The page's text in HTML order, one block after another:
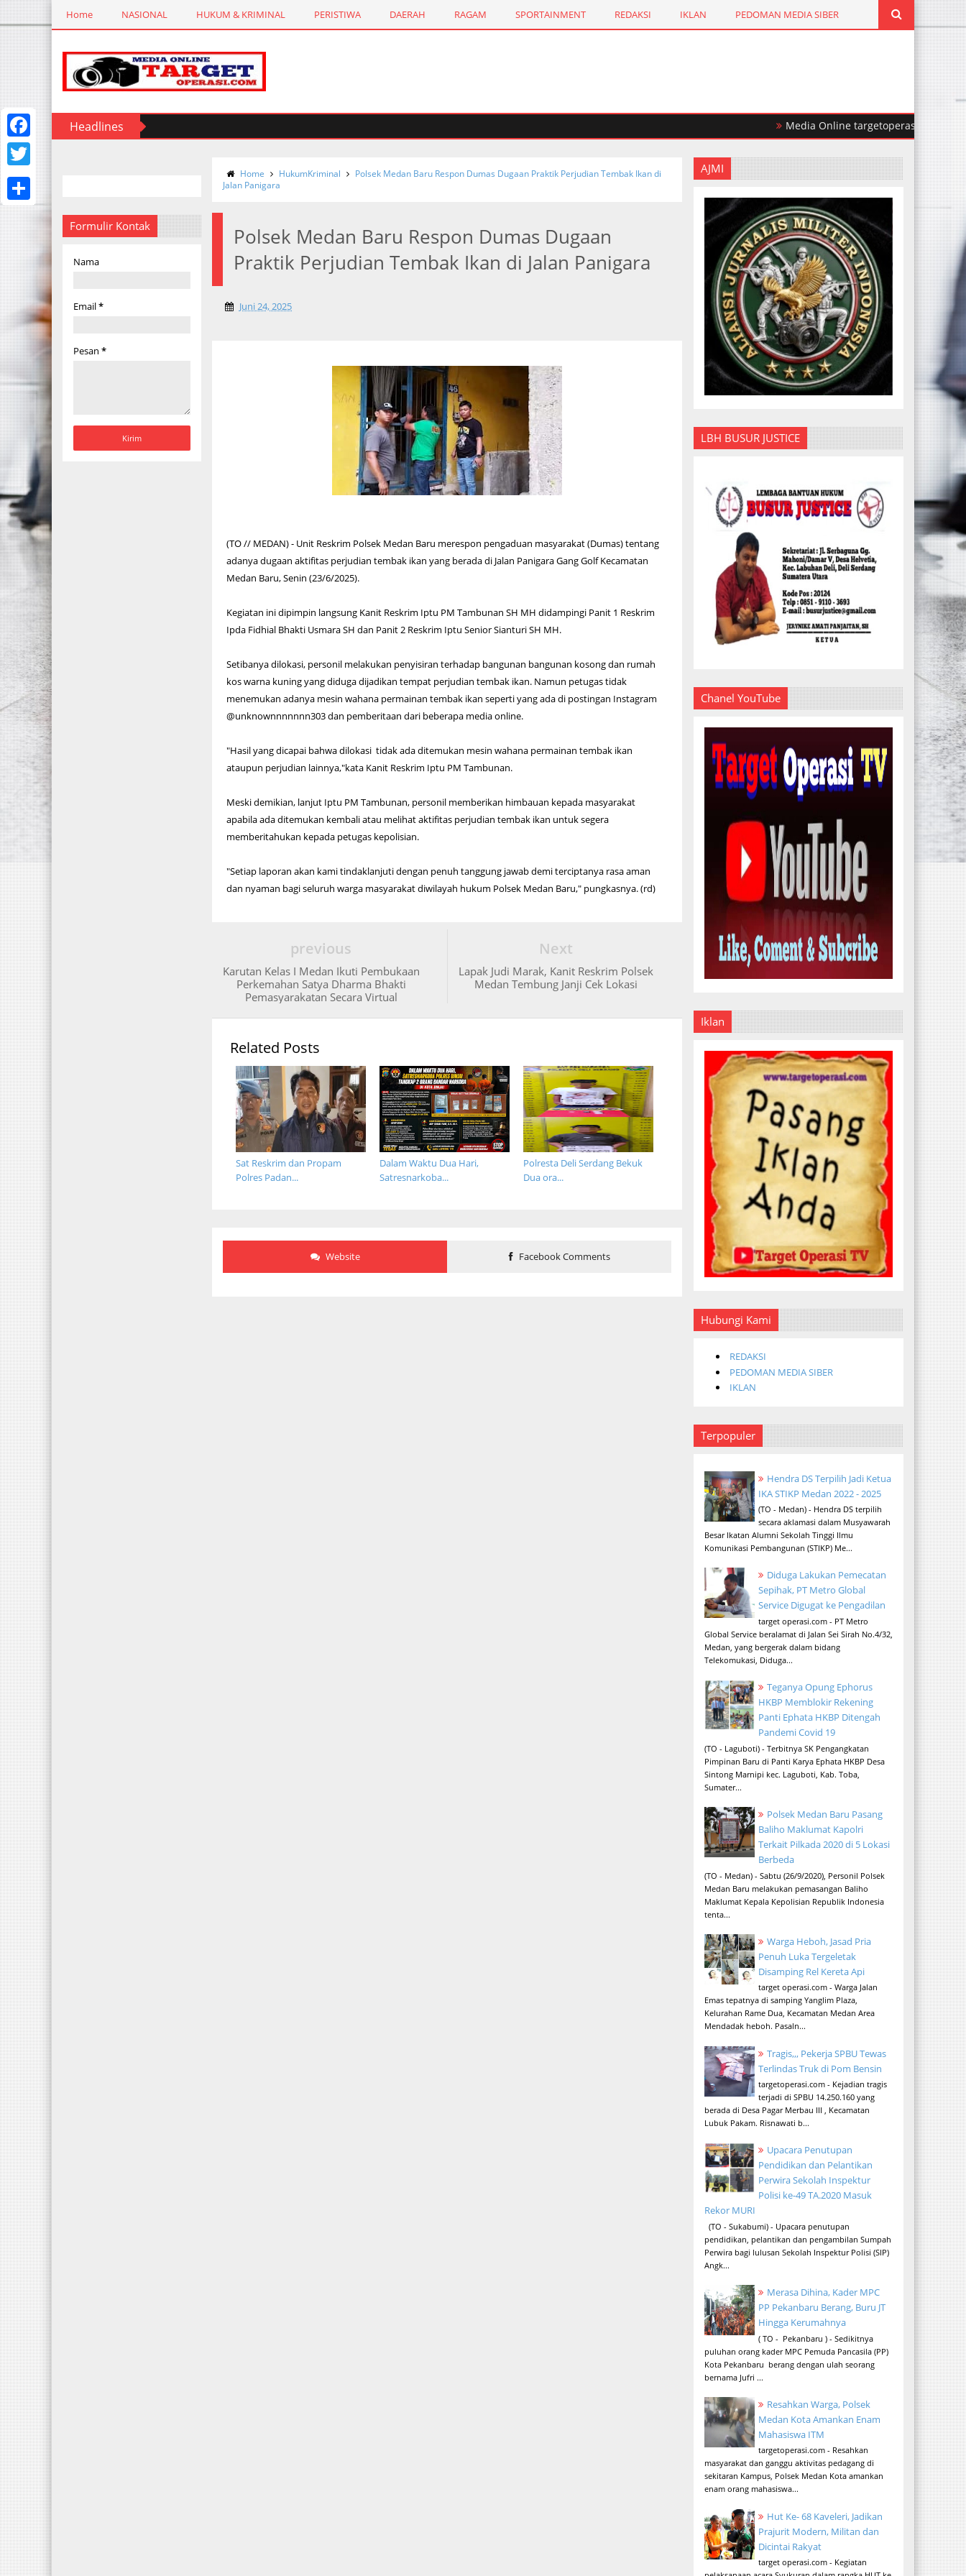
Home NASIONAL HUKUM & KRIMINAL PERISTIWA DAERAH RAGAM SPORTAINMENT REDAKSI IKLAN PEDOMAN MEDIA SIBER
Headlines Media Online targetoperasi.com
F
e
b
o
o
k
T
w
i
t
t
e
r
S
h
a
r
e
Formulir Kontak
Nama
Email*
Pesan *
Home HukumKriminal
Polsek Medan Baru Respon Dumas Dugaan Praktik Perjudian Tembak Ikan di
Jalan Panigara
Polsek Medan Baru Respon Dumas Dugaan
Praktik Perjudian Tembak Ikan di Jalan Panigara
Juni 24, 2025
(TO // MEDAN) - Unit Reskrim Polsek Medan Baru merespon pengaduan masyarakat (Dumas) tentang
adanya dugaan aktifitas perjudian tembak ikan yang berada di Jalan Panigara Gang Golf Kecamatan
Medan Baru, Senin (23/6/2025).
Kegiatan ini dipimpin langsung Kanit Reskrim Iptu PM Tambunan SH MH didampingi Panit 1 Reskrim
Ipda Fidhial Bhakti Usmara SH dan Panit 2 Reskrim Iptu Senior Sianturi SH MH.
Setibanya dilokasi, personil melakukan penyisiran terhadap bangunan bangunan kosong dan rumah
kos warna kuning yang diduga dijadikan tempat perjudian tembak ikan. Namun petugas tidak
menemukan adanya mesin wahana permainan tembak ikan seperti yang ada di postingan Instagram
@unknownnnnnnn303 dan pemberitaan dari beberapa media online.
"Hasil yang dicapai bahwa dilokasi tidak ada ditemukan mesin wahana permainan tembak ikan
ataupun perjudian lainnya,"kata Kanit Reskrim Iptu PM Tambunan.
Meski demikian, lanjut Iptu PM Tambunan, personil memberikan himbauan kepada masyarakat
apabila ada ditemukan kembali atau melihat aktifitas perjudian tembak ikan untuk segera
memberitahukan kepada petugas kepolisian.
"Setiap laporan akan kami tindaklanjuti dengan penuh tanggung jawab demi terciptanya rasa aman
dan nyaman bagi seluruh warga masyarakat diwilayah hukum Polsek Medan Baru," pungkasnya. (rd)
Next
Lapak Judi Marak, Kanit Reskrim Polsek
Medan Tembung Janji Cek Lokasi
previous
Karutan Kelas I Medan Ikuti Pembukaan
Perkemahan Satya Dharma Bhakti
Pemasyarakatan Secara Virtual
Related Posts
Polresta Deli Serdang Bekuk
Dua ora...
Dalam Waktu Dua Hari,
Satresnarkoba...
Sat Reskrim dan Propam
Polres Padan...
Website Facebook Comments
AJMI
LBH BUSUR JUSTICE
Chanel YouTube
Iklan
Hubungi Kami
REDAKSI
PEDOMAN MEDIA SIBER
IKLAN
Terpopuler
Hendra DS Terpilih Jadi Ketua
IKA STIKP Medan 2022 - 2025
(TO - Medan) - Hendra DS terpilih
secara aklamasi dalam Musyawarah
Besar Ikatan Alumni Sekolah Tinggi Ilmu
Komunikasi Pembangunan (STIKP) Me...
Diduga Lakukan Pemecatan
Sepihak, PT Metro Global
Service Digugat ke Pengadilan
target operasi.com - PT Metro
Global Service beralamat di Jalan Sei Sirah No.4/32,
Medan, yang bergerak dalam bidang
Telekomukasi, Diduga...
Teganya Opung Ephorus
HKBP Memblokir Rekening
Panti Ephata HKBP Ditengah
Pandemi Covid 19
(TO - Laguboti) - Terbitnya SK Pengangkatan
Pimpinan Baru di Panti Karya Ephata HKBP Desa
Sintong Marnipi kec. Laguboti, Kab. Toba,
Sumater...
Polsek Medan Baru Pasang
Baliho Maklumat Kapolri
Terkait Pilkada 2020 di 5 Lokasi
Berbeda
(TO - Medan) - Sabtu (26/9/2020), Personil Polsek
Medan Baru melakukan pemasangan Baliho
Maklumat Kepala Kepolisian Republik Indonesia
tenta...
Warga Heboh, Jasad Pria
Penuh Luka Tergeletak
Disamping Rel Kereta Api
target operasi.com - Warga Jalan
Emas tepatnya di samping Yanglim Plaza,
Kelurahan Rame Dua, Kecamatan Medan Area
Mendadak heboh. Pasaln...
Tragis,,, Pekerja SPBU Tewas
Terlindas Truk di Pom Bensin
targetoperasi.com - Kejadian tragis
terjadi di SPBU 14.250.160 yang
berada di Desa Pagar Merbau III , Kecamatan
Lubuk Pakam. Risnawati b...
Upacara Penutupan
Pendidikan dan Pelantikan
Perwira Sekolah Inspektur
Polisi ke-49 TA.2020 Masuk
Rekor MURI
(TO - Sukabumi) - Upacara penutupan
pendidikan, pelantikan dan pengambilan Sumpah
Perwira bagi lulusan Sekolah Inspektur Polisi (SIP)
Angk...
Merasa Dihina, Kader MPC
PP Pekanbaru Berang, Buru JT
Hingga Kerumahnya
( TO - Pekanbaru ) - Sedikitnya
puluhan orang kader MPC Pemuda Pancasila (PP)
Kota Pekanbaru berang dengan ulah seorang
bernama Jufri ...
Resahkan Warga, Polsek
Medan Kota Amankan Enam
Mahasiswa ITM
targetoperasi.com - Resahkan
masyarakat dan ganggu aktivitas pedagang di
sekitaran Kampus, Polsek Medan Kota amankan
enam orang mahasiswa...
Hut Ke- 68 Kaveleri, Jadikan
Prajurit Modern, Militan dan
Dicintai Rakyat
target operasi.com - Kegiatan